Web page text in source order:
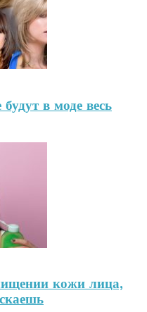
в моде весь
кожи лица,